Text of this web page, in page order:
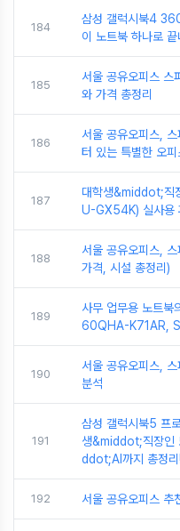
184
삼성 갤럭시북4
이 노트북 하나로
185
서울 공유오피스 스
와 가격 총정리
186
서울 공유오피스,
터 있는 특별한 오
187
대학생&middot;직
U-GX54K) 실사용
188
서울 공유오피스, 스
가격, 시설 총정리)
189
사무 업무용 노트
60QHA-K71AR, S
190
서울 공유오피스,
분석
191
삼성 갤럭시북5
생&middot;직장인
ddot;AI까지 총정
192 서울 공유오피스 추